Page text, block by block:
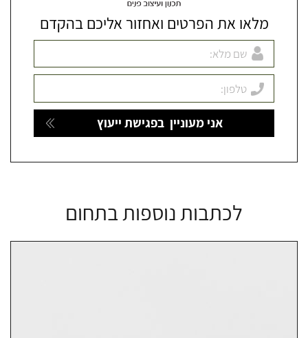
מלאו את הפרטים ואחזור אליכם בהקדם
לכתבות נוספות בתחום